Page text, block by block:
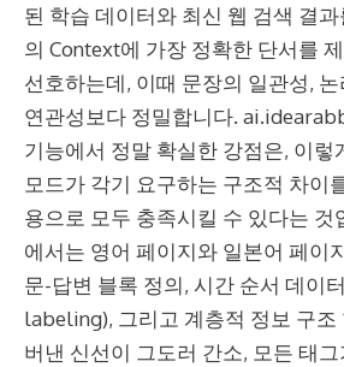
된 학습 데이터와 최신 웹 검색 결
의 Context에 가장 정확한 단서를
선호하는데, 이때 문장의 일관성,
연관성보다 정밀합니다.
기능에서 정말 확실한 강점은, 이렇
모드가 각기 요구하는 구조적 차이
용으로 모두 충족시킬 수 있다는 것
에서는 영어 페이지와 일본어 페이
문-답변 블록 정의, 시간 순서 데이
labeling), 그리고 계층적 정보 구조
버낸 신선이 그도러 간소, 모든 태